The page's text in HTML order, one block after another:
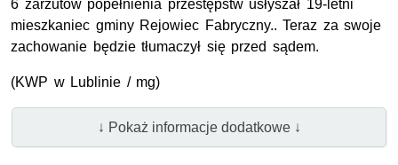
6 zarzutów popełnienia przestępstw usłyszał 19-letni
mieszkaniec gminy Rejowiec Fabryczny.. Teraz za swoje
zachowanie będzie tłumaczył się przed sądem.
(KWP w Lublinie / mg)
↓ Pokaż informacje dodatkowe ↓